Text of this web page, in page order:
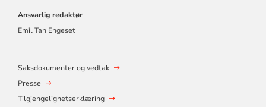
Ansvarlig redaktør
Emil Tan Engeset
Saksdokumenter og vedtak
Presse
Tilgjengelighetserklæring